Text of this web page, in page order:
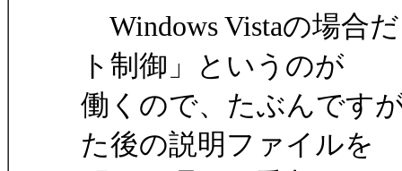
Windows Vistaの場合
ト制御」というのが
働くので、たぶんです
た後の説明ファイルを